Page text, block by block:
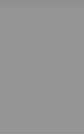
/斜背二用 紅色